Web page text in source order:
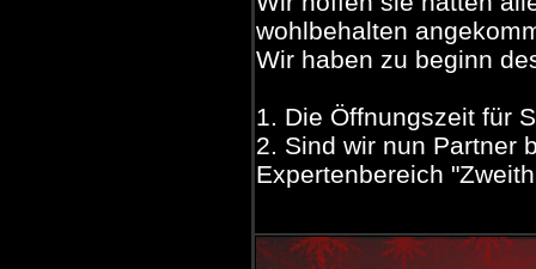
wohlbehalten
Wir haben zu beginn
1. Die Öffnungszeit für
2. Sind wir nun Partner
Expertenbereich